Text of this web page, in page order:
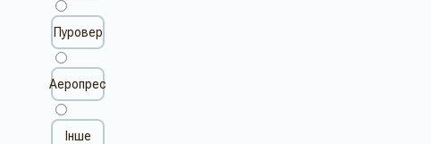
Пуровер
Аеропрес
Інше